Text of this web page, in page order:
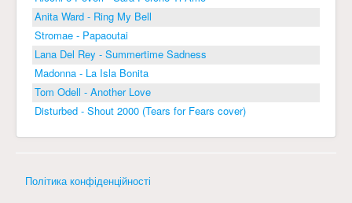
Anita Ward - Ring My Bell
Stromae - Papaoutai
Lana Del Rey - Summertime Sadness
Madonna - La Isla Bonita
Tom Odell - Another Love
Disturbed - Shout 2000 (Tears for Fears cover)
Політика конфіденційності